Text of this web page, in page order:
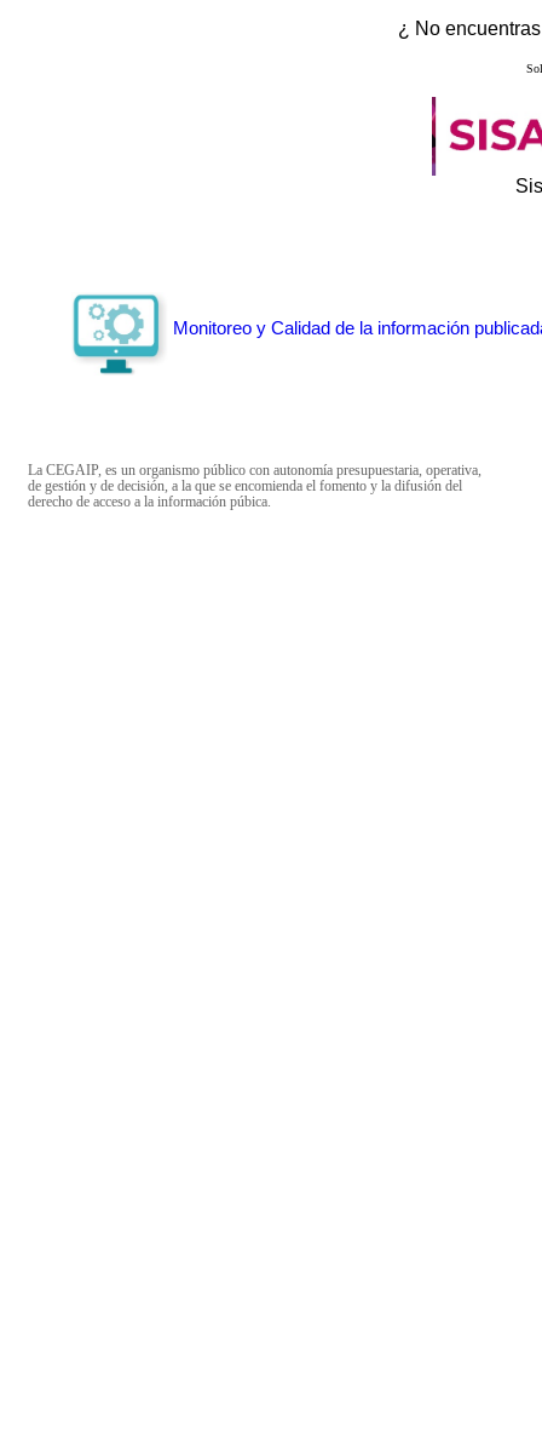
¿ No
Monitoreo y Calidad de la información
La CEGAIP, es un organismo público con autonomía presupuestaria, operativa,
de gestión y de decisión, a la que se encomienda el fomento y la difusión del
derecho de acceso a la información púbica.